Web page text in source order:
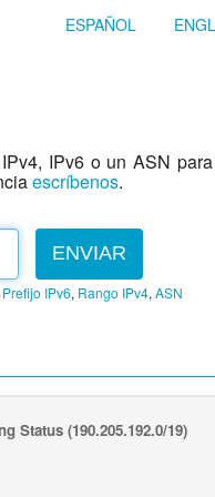
ESPAÑOL
IPv6 o un ASN
escríbenos.
ENVIAR
Prefijo IPv6, Rango IPv4, ASN
Status(190.205.192.0/19)